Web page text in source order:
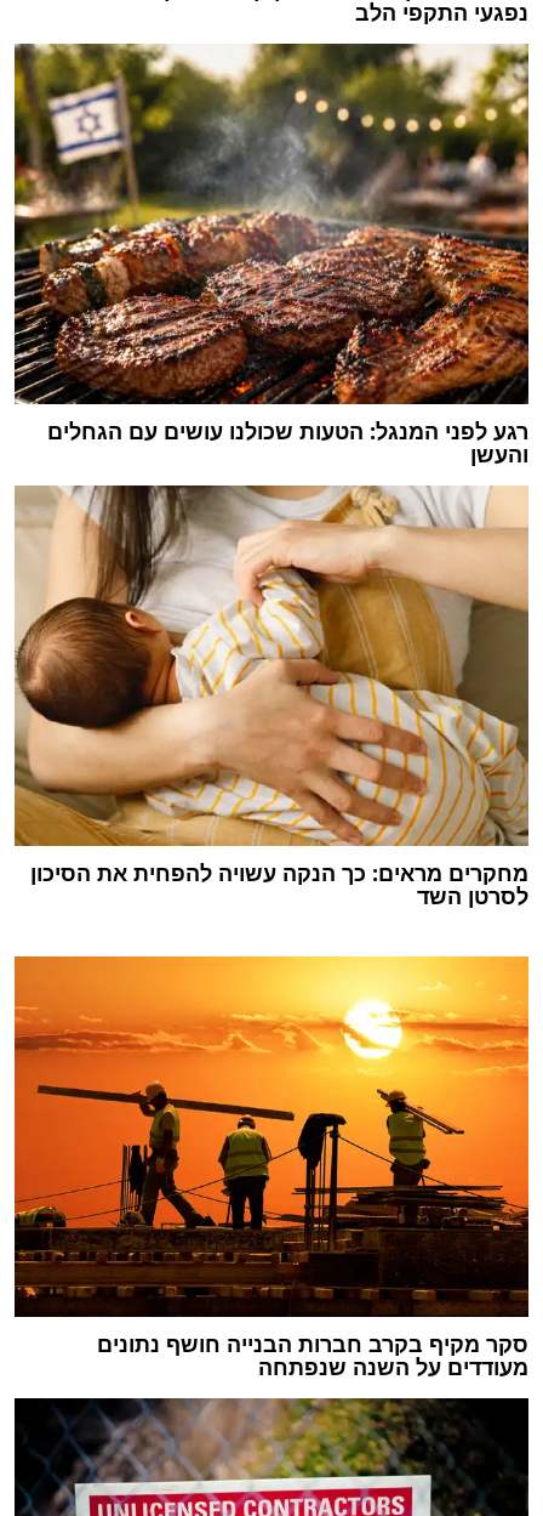
נפגעי התקפי הלב
רגע לפני המנגל: הטעות שכולנו עושים עם הגחלים
והעשן
מחקרים מראים: כך הנקה עשויה להפחית את הסיכון
לסרטן השד
סקר מקיף בקרב חברות הבנייה חושף נתונים
מעודדים על השנה שנפתחה